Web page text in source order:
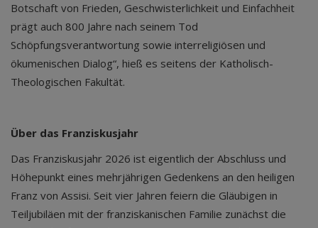
Botschaft von Frieden, Geschwisterlichkeit und Einfachheit
prägt auch 800 Jahre nach seinem Tod
Schöpfungsverantwortung sowie interreligiösen und
ökumenischen Dialog“, hieß es seitens der Katholisch-
Theologischen Fakultät.
Über das Franziskusjahr
Das Franziskusjahr 2026 ist eigentlich der Abschluss und
Höhepunkt eines mehrjährigen Gedenkens an den heiligen
Franz von Assisi. Seit vier Jahren feiern die Gläubigen in
Teiljubiläen mit der franziskanischen Familie zunächst die